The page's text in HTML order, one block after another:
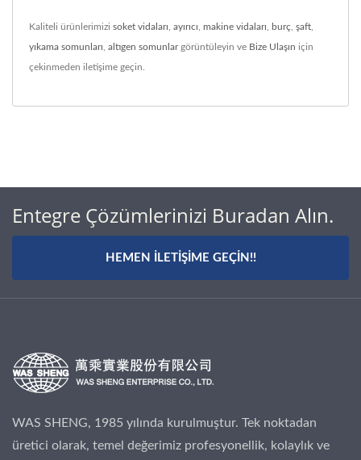
Kaliteli ürünlerimizi soket vidaları ayırıcı makine vidaları burç şaft
yıkama somunları altıgen somunlargörüntüleyin ve Bize Ulaşın için
çekinmeden iletişime geçin.
Entegre Çözümlerinizi Buradan Alın.
HEMEN İLETIŞIME GEÇIN!!
WAS SHENG, 1985 yılında kurulmuştur. Tek noktadan
üretici olarak, temel değerimiz profesyonellik, kolaylık ve